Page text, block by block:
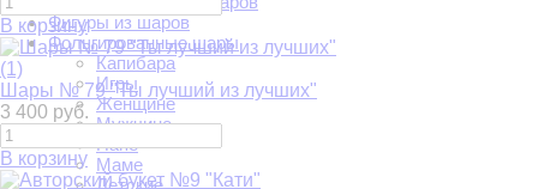
Фигуры из шаров
Фольгированные шары
Капибара
Игры
Женщине
Мужчине
Папе
Маме
Детские
В корзину
(1)
Шары № 79 "Ты лучший из лучших"
3 400 руб.
В корзину